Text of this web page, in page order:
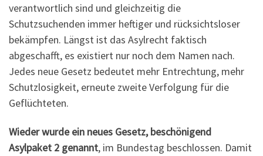
verantwortlich sind und gleichzeitig die
Schutzsuchenden immer heftiger und rücksichtsloser
bekämpfen. Längst ist das Asylrecht faktisch
abgeschafft, es existiert nur noch dem Namen nach.
Jedes neue Gesetz bedeutet mehr Entrechtung, mehr
Schutzlosigkeit, erneute zweite Verfolgung für die
Geflüchteten.
Wieder wurde ein neues Gesetz, beschönigend
Asylpaket 2 genannt, im Bundestag beschlossen. Damit